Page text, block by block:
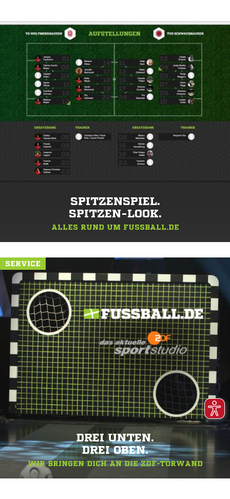
SPITZENSPIEL.
SPITZEN-LOOK.
ALLES RUND UM FUSSBALL.DE
SERVICE
DREI UNTEN.
DREI OBEN.
WIR BRINGEN DICH AN DIE ZDF-TORWAND